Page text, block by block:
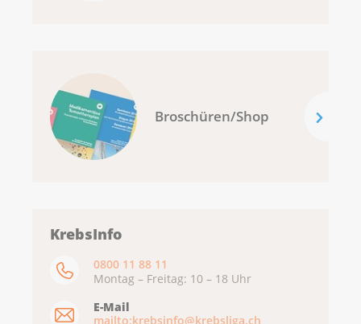
Broschüren/Shop
KrebsInfo
0800 11 88 11
Montag – Freitag: 10 – 18 Uhr
E-Mail
mailto:krebsinfo@krebsliga.ch